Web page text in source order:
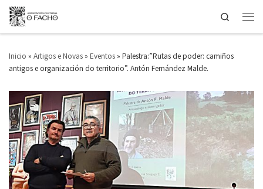
Saltar ao contido
Search
Inicio » Artigos e Novas » Eventos » Palestra:”Rutas de poder: camiños
antigos e organización do territorio”. Antón Fernández Malde.